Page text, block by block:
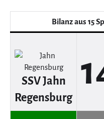
Bilanz aus 15
SSV Jahn
Regensburg